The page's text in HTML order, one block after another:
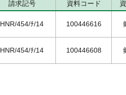
請求記号 資料コード
HNR/454/ﾁ/14 100446616
HNR/454/ﾁ/14 100446608